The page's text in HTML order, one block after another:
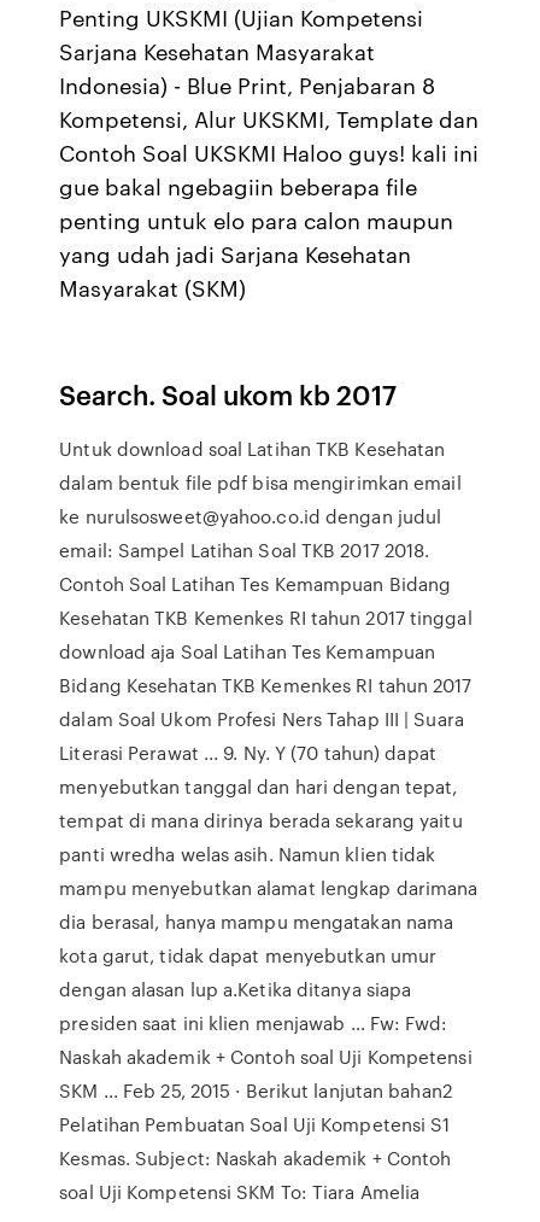
Penting UKSKMI (Ujian Kompetensi
Sarjana Kesehatan Masyarakat
Indonesia) - Blue Print, Penjabaran 8
Kompetensi, Alur UKSKMI, Template dan
Contoh Soal UKSKMI Haloo guys! kali ini
gue bakal ngebagiin beberapa file
penting untuk elo para calon maupun
yang udah jadi Sarjana Kesehatan
Masyarakat (SKM)
Search. Soal ukom kb 2017
Untuk download soal Latihan TKB Kesehatan
dalam bentuk file pdf bisa mengirimkan email
ke nurulsosweet@yahoo.co.id dengan judul
email: Sampel Latihan Soal TKB 2017 2018.
Contoh Soal Latihan Tes Kemampuan Bidang
Kesehatan TKB Kemenkes RI tahun 2017 tinggal
download aja Soal Latihan Tes Kemampuan
Bidang Kesehatan TKB Kemenkes RI tahun 2017
dalam Soal Ukom Profesi Ners Tahap III | Suara
Literasi Perawat ... 9. Ny. Y (70 tahun) dapat
menyebutkan tanggal dan hari dengan tepat,
tempat di mana dirinya berada sekarang yaitu
panti wredha welas asih. Namun klien tidak
mampu menyebutkan alamat lengkap darimana
dia berasal, hanya mampu mengatakan nama
kota garut, tidak dapat menyebutkan umur
dengan alasan lup a.Ketika ditanya siapa
presiden saat ini klien menjawab … Fw: Fwd:
Naskah akademik + Contoh soal Uji Kompetensi
SKM ... Feb 25, 2015 · Berikut lanjutan bahan2
Pelatihan Pembuatan Soal Uji Kompetensi S1
Kesmas. Subject: Naskah akademik + Contoh
soal Uji Kompetensi SKM To: Tiara Amelia